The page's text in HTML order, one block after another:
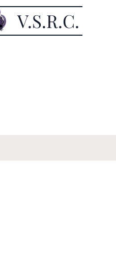
V.S.R.C.